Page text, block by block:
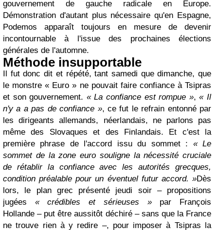
gouvernement de gauche radicale en Europe.
Démonstration d'autant plus nécessaire qu'en Espagne,
Podemos apparaît toujours en mesure de devenir
incontournable à l'issue des prochaines élections
générales de l'automne.
Méthode insupportable
Il fut donc dit et répété, tant samedi que dimanche, que
le monstre « Euro » ne pouvait faire confiance à Tsipras
et son gouvernement. « La confiance est rompue », « Il
n'y a a pas de confiance », ce fut le refrain entonné par
les dirigeants allemands, néerlandais, ne parlons pas
même des Slovaques et des Finlandais. Et c'est la
première phrase de l'accord issu du sommet : « Le
sommet de la zone euro souligne la nécessité cruciale
de rétablir la confiance avec les autorités grecques,
condition préalable pour un éventuel futur accord. »Dès
lors, le plan grec présenté jeudi soir – propositions
jugées « crédibles et sérieuses »par François
Hollande – put être aussitôt déchiré – sans que la France
ne trouve rien à y redire –, pour imposer à Tsipras la